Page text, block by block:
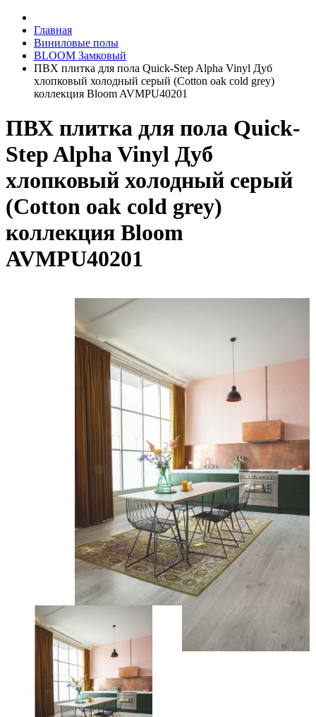
Главная
Виниловые полы
BLOOM Замковый
ПВХ плитка для пола Quick-Step Alpha Vinyl Дуб
хлопковый холодный серый (Cotton oak cold grey)
коллекция Bloom AVMPU40201
ПВХ плитка для пола Quick-
Step Alpha Vinyl Дуб
хлопковый холодный серый
(Cotton oak cold grey)
коллекция Bloom
AVMPU40201